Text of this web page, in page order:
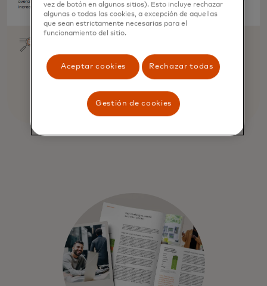
vez de botón en algunos sitios). Esto incluye rechazar
algunas o todas las cookies, a excepción de aquellas
que sean estrictamente necesarias para el
funcionamiento del sitio.
Aceptar cookies Rechazar todas
Gestión de cookies